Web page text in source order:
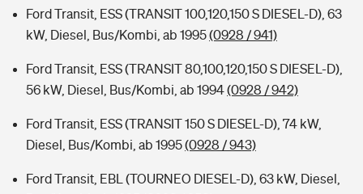
Ford Transit, ESS (TRANSIT 100,120,150 S DIESEL-D), 63
kW, Diesel, Bus/Kombi, ab 1995(0928 / 941)
Ford Transit, ESS (TRANSIT 80,100,120,150 S DIESEL-D),
56 kW, Diesel, Bus/Kombi, ab 1994(0928 / 942)
Ford Transit, ESS (TRANSIT 150 S DIESEL-D), 74 kW,
Diesel, Bus/Kombi, ab 1995(0928 / 943)
Ford Transit, EBL (TOURNEO DIESEL-D), 63 kW, Diesel,